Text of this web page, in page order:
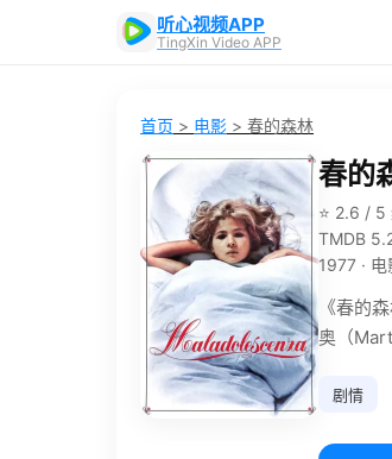
听心视频APP
TingXin Video APP
首页 > 电影 > 春的森林
春的
⭐ 2.6 / 5
TMDB
1977 · 电
《春的
奥（
剧情